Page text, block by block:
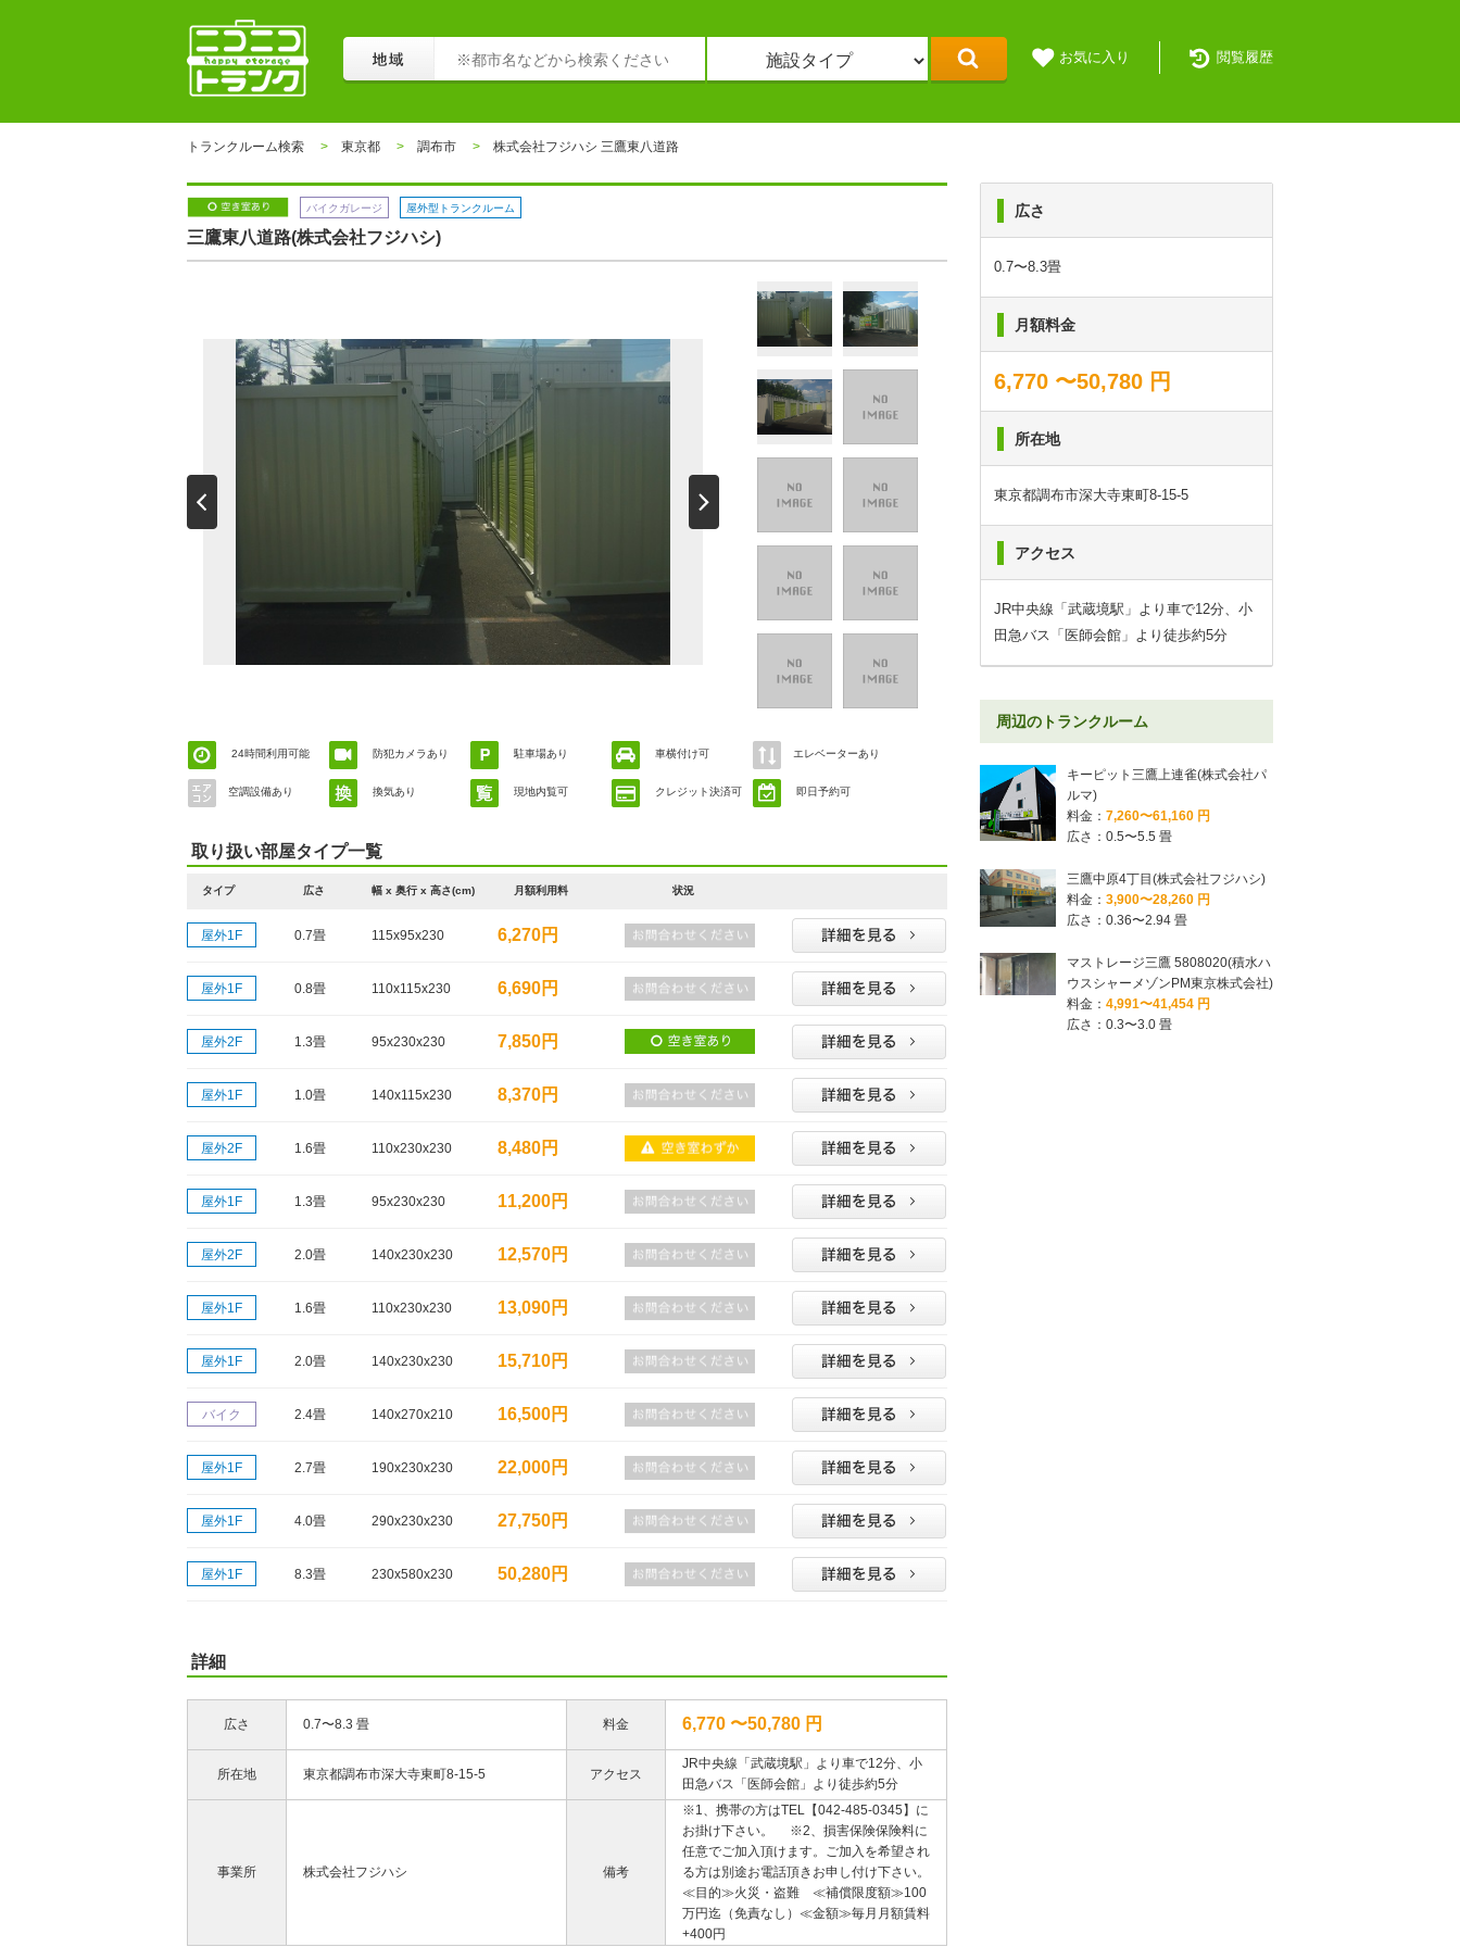
お気に入り 閲覧履歴
トランクルーム検索 東京都 調布市 株式会社フジハシ 三鷹東八道路
屋外型トランクルーム
バイクガレージ
三鷹東八道路(株式会社フジハシ)
24時間利用可能 防犯カメラあり 駐車場あり 車横付け可 エレベーターあり
空調設備あり 換気あり 現地内覧可 クレジット決済可 即日予約可
取り扱い部屋タイプ一覧
タイプ 広さ 幅 x 奥行 x 高さ(cm) 月額利用料 状況
屋外1F 0.7畳 115x95x230 6,270円
屋外1F 0.8畳 110x115x230 6,690円
屋外2F 1.3畳 95x230x230 7,850円
屋外1F 1.0畳 140x115x230 8,370円
屋外2F 1.6畳 110x230x230 8,480円
屋外1F 1.3畳 95x230x230 11,200円
屋外2F 2.0畳 140x230x230 12,570円
屋外1F 1.6畳 110x230x230 13,090円
屋外1F 2.0畳 140x230x230 15,710円
バイク 2.4畳 140x270x210 16,500円
屋外1F 2.7畳 190x230x230 22,000円
屋外1F 4.0畳 290x230x230 27,750円
屋外1F 8.3畳 230x580x230 50,280円
詳細
広さ 0.7〜8.3 畳 料金 6,770 〜50,780 円
所在地 東京都調布市深大寺東町8-15-5 アクセス
JR中央線「武蔵境駅」より車で12分、小
田急バス「医師会館」より徒歩約5分
事業所 株式会社フジハシ 備考
※1、携帯の方はTEL【042-485-0345】に
お掛け下さい。 ※2、損害保険保険料に
任意でご加入頂けます。ご加入を希望され
る方は別途お電話頂きお申し付け下さい。
≪目的≫火災・盗難 ≪補償限度額≫100
万円迄（免責なし）≪金額≫毎月月額賃料
+400円
広さ
0.7〜8.3畳
月額料金
6,770 〜50,780 円
所在地
東京都調布市深大寺東町8-15-5
アクセス
JR中央線「武蔵境駅」より車で12分、小
田急バス「医師会館」より徒歩約5分
周辺のトランクルーム
キーピット三鷹上連雀(株式会社パ
ルマ)
料金： 7,260〜61,160 円
広さ：0.5〜5.5 畳
三鷹中原4丁目(株式会社フジハシ)
料金： 3,900〜28,260 円
広さ：0.36〜2.94 畳
マストレージ三鷹 5808020(積水ハ
ウスシャーメゾンPM東京株式会社)
料金： 4,991〜41,454 円
広さ：0.3〜3.0 畳